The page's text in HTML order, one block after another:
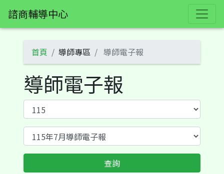
諮商輔導中心
首頁 導師專區 導師電子報
導師電子報
查詢